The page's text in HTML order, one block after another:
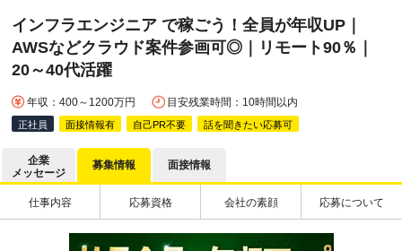
インフラエンジニア で稼ごう！全員が年収UP｜
AWSなどクラウド案件参画可◎｜リモート90％｜
20～40代活躍
年収：400～1200万円 目安残業時間：10時間以内
正社員 面接情報有 自己PR不要 話を聞きたい応募可
企業
メッセージ
募集情報 面接情報
仕事内容 応募資格 会社の素顔 応募について